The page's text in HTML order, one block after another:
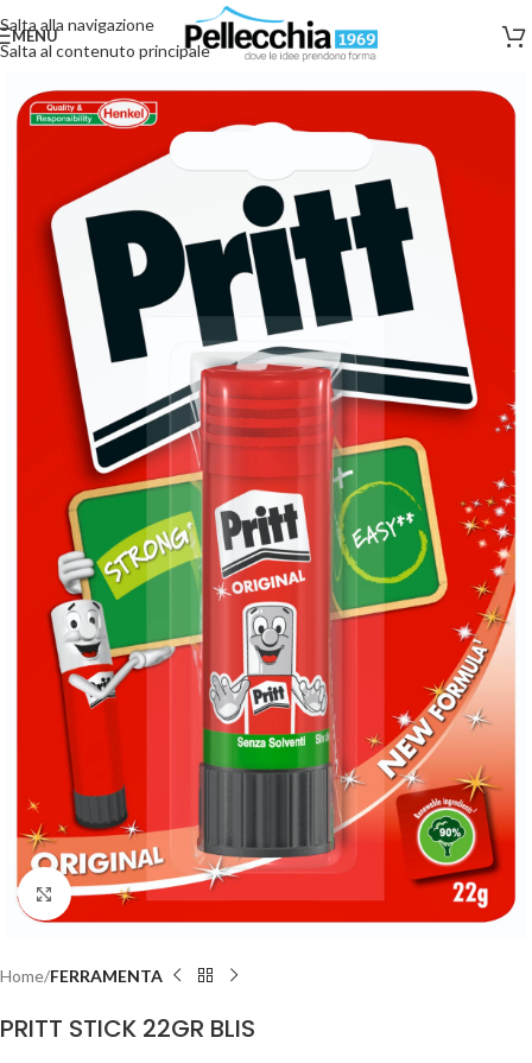
Salta alla navigazione
Salta al contenuto principale
MENU
Clicca per ingrandire
Home FERRAMENTA
PRITT STICK 22GR BLIS